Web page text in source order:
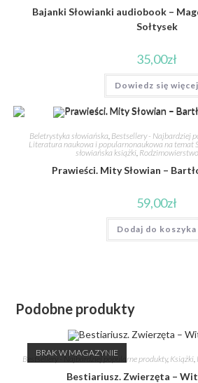
Bajanki Słowianki audiobook –
Sołtysek
35,00zł
Dowiedz się więcej
Beletrystyka słowiańska Bestsellery - Najbardziej
Literatura naukowa i popularnonaukowa na temat
słowiańska książki,
Prawieści. Mity Słowian –
59,00zł
Dodaj do koszyka
Podobne produkty
BRAK W MAGAZYNIE
Bestsellery - Najbardziej popularne produkty, Książki
Bestiariusz. Zwierzęta –